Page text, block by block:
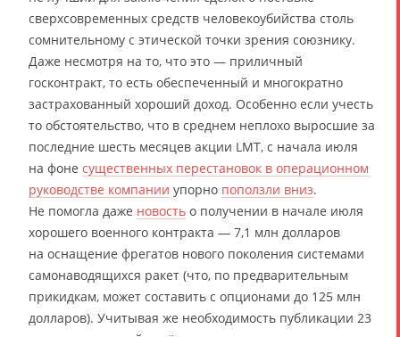
сверхсовременных средств человекоубийства столь
сомнительному с этической точки зрения союзнику.
Даже несмотря на то, что это — приличный
госконтракт, то есть обеспеченный и многократно
застрахованный хороший доход. Особенно если учесть
то обстоятельство, что в среднем неплохо выросшие за
последние шесть месяцев акции LMT, с начала июля
на фоне существенных перестановок в операционном
руководстве компании упорно поползли вниз.
Не помогла даже новость о получении в начале июля
хорошего военного контракта — 7,1 млн долларов
на оснащение фрегатов нового поколения системами
самонаводящихся ракет (что, по предварительным
прикидкам, может составить с опционами до 125 млн
долларов). Учитывая же необходимость публикации 23